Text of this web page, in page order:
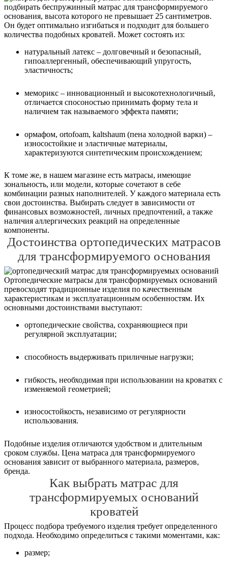
подбирать беспружинный матрас для трансформируемого
основания, высота которого не превышает 25 сантиметров.
Он будет оптимально изгибаться и подходит для большего
количества подобных кроватей. Может состоять из:
натуральный латекс – долговечный и безопасный,
гипоаллергенный, обеспечивающий упругость,
эластичность;
меморикс – инновационный и высокотехнологичный,
отличается спосоностью принимать форму тела и
наличием так называемого эффекта памяти;
ормафом, ortofoam, kaltshaum (пена холодной варки) –
износостойкие и эластичные материалы,
характеризуются синтетическим происхождением;
К томе же, в нашем магазине есть матрасы, имеющие
зональность, или модели, которые сочетают в себе
комбинации разных наполнителей. У каждого материала есть
свои достоинства. Выбирать следует в зависимости от
финансовых возможностей, личных предпочтений, а также
наличия аллергических реакций на определенные
компоненты.
Достоинства ортопедических матрасов
для трансформируемого основания
Ортопедические матрасы для трансформируемых оснований
превосходят традиционные изделия по качественным
характеристикам и эксплуатационным особенностям. Их
основными достоинствами выступают:
ортопедические свойства, сохраняющиеся при
регулярной эксплуатации;
способность выдерживать приличные нагрузки;
гибкость, необходимая при использовании на кроватях с
изменяемой геометрией;
износостойкость, независимо от регулярности
использования.
Подобные изделия отличаются удобством и длительным
сроком службы. Цена матраса для трансформируемого
основания зависит от выбранного материала, размеров,
бренда.
Как выбрать матрас для
трансформируемых оснований
кроватей
Процесс подбора требуемого изделия требует определенного
подхода. Необходимо определиться с такими моментами, как:
размер;